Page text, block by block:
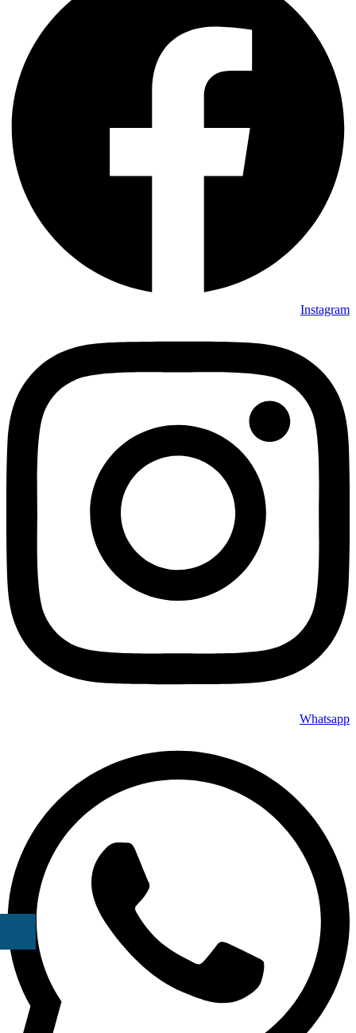
Instagram
Whatsapp